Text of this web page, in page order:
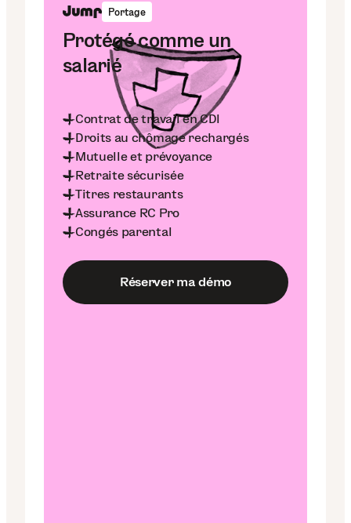
Portage
Protégé comme un
salarié
Contrat de travail en CDI
Droits au chômage rechargés
Mutuelle et prévoyance
Retraite sécurisée
Titres restaurants
Assurance RC Pro
Congés parental
Réserver ma démo